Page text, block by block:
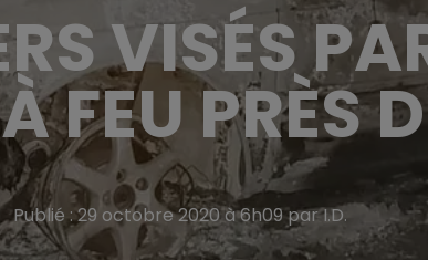
VISÉS
FEU PRÈS
Publié : 29 octobre 2020 à 6h09 par I.D.